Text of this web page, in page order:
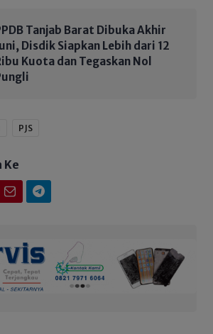
Tanjab Barat Dibuka Akhir
Disdik Siapkan Lebih dari 12
Kuota dan Tegaskan Nol
PJS
Ke